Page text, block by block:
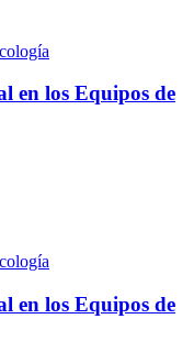
en los Equipos de
en los Equipos de